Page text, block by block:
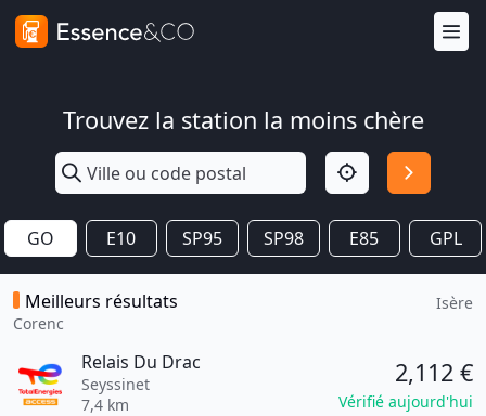
Trouvez la station la moins chère
GO E10 SP95 SP98 E85 GPL
Meilleurs résultats
Corenc
Isère
Relais Du Drac
Seyssinet
7,4 km
2,112 €
Vérifié aujourd'hui